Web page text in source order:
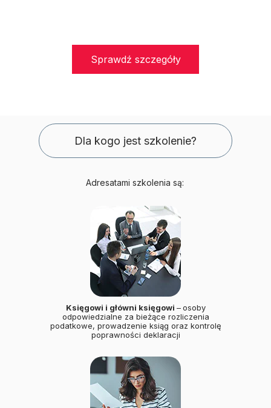
Sprawdź szczegóły
Dla kogo jest szkolenie?
Adresatami szkolenia są:
Księgowi i główni księgowi – osoby
odpowiedzialne za bieżące rozliczenia
podatkowe, prowadzenie ksiąg oraz kontrolę
poprawności deklaracji